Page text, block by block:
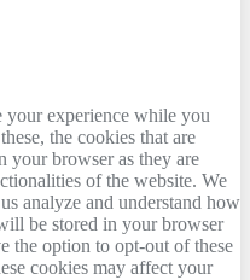
your experience while you
the cookies that are
your browser as they are
of the website. We
analyze and understand how
be stored in your browser
the option to opt-out of these
cookies may affect your